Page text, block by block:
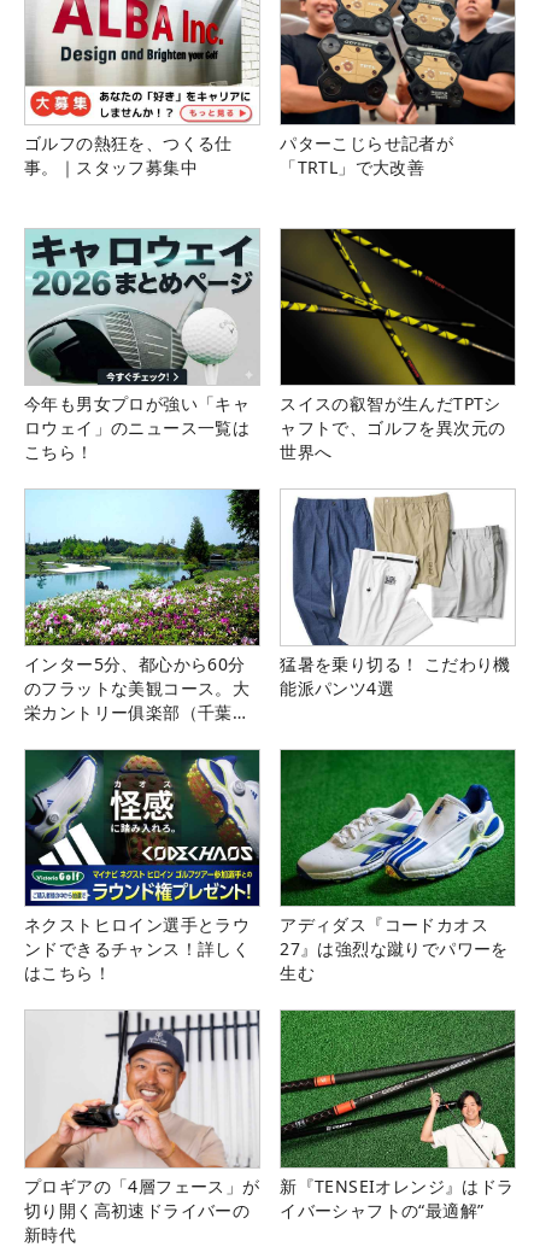
ゴルフの熱狂を、つくる仕
事。｜スタッフ募集中
パターこじらせ記者が
「TRTL」で大改善
今年も男女プロが強い「キャ
ロウェイ」のニュース一覧は
こちら！
スイスの叡智が生んだTPTシ
ャフトで、ゴルフを異次元の
世界へ
インター5分、都心から60分
のフラットな美観コース。大
栄カントリー俱楽部（千葉
猛暑を乗り切る！ こだわり機
能派パンツ4選
ネクストヒロイン選手とラウ
ンドできるチャンス！詳しく
はこちら！
アディダス『コードカオス
27』は強烈な蹴りでパワーを
生む
プロギアの「4層フェース」が
切り開く高初速ドライバーの
新時代
新『TENSEIオレンジ』はドラ
イバーシャフトの“最適解”